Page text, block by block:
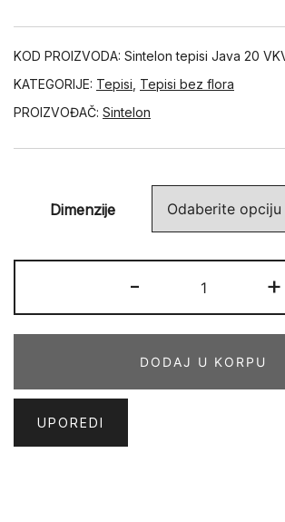
KOD PROIZVODA: Sintelon tepisi Java 20
KATEGORIJE: Tepisi Tepisi bez flora
PROIZVOĐAČ: Sintelon
Dimenzije
-
20
VKV
+
DODAJ U KORPU
UPOREDI